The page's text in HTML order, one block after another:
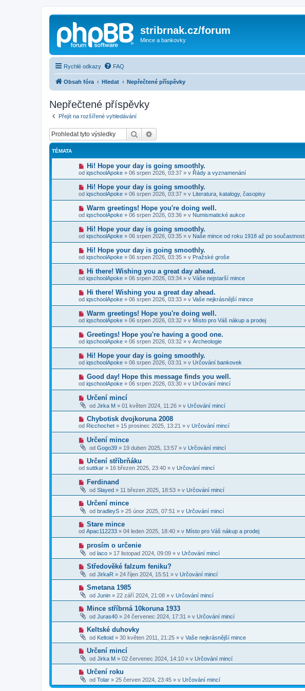
stribrnak.cz/forum
Mince a bankovky
Rychlé odkazy FAQ
Obsah fóra Hledat Nepřečtené příspěvky
Nepřečtené příspěvky
Přejít na rozšířené vyhledávání
Hledat
TÉMATA
N
o
v
ý
p
ř
í
s
p
ě
v
e
k
Hi! Hope your day is going smoothly.
od iqschoolApoke » 06 srpen 2026, 03:37 » v Řády a vyznamenání
N
o
v
ý
p
ř
í
p
ě
v
e
k
Hi! Hope your day is going smoothly.
od iqschoolApoke » 06 srpen 2026, 03:37 » v Literatura, katalogy, časopisy
N
o
v
ý
p
ř
í
p
ě
v
e
k
Warm greetings! Hope you're doing well.
od iqschoolApoke » 06 srpen 2026, 03:36 » v Numismatické aukce
N
o
v
ý
p
ř
í
p
ě
v
e
k
Hi! Hope your day is going smoothly.
od iqschoolApoke » 06 srpen 2026, 03:35 » v Naše mince od roku 1918 až po součastnost
N
o
v
ý
p
ř
í
p
ě
v
e
k
Hi! Hope your day is going smoothly.
od iqschoolApoke » 06 srpen 2026, 03:35 » v Pražské groše
N
o
v
ý
p
ř
í
s
p
ě
v
e
k
Hi there! Wishing you a great day ahead.
od iqschoolApoke » 06 srpen 2026, 03:34 » v Váše nejstarší mince
N
o
v
ý
p
ř
í
s
p
ě
v
e
k
Hi there! Wishing you a great day ahead.
od iqschoolApoke » 06 srpen 2026, 03:33 » v Vaše nejkrásnější mince
N
o
v
p
ř
í
p
ě
v
e
k
Warm greetings! Hope you're doing well.
od iqschoolApoke » 06 srpen 2026, 03:32 » v Místo pro Váš nákup a prodej
N
o
v
ý
p
ř
í
s
p
ě
v
e
k
Greetings! Hope you're having a good one.
od iqschoolApoke » 06 srpen 2026, 03:32 » v Archeologie
N
o
v
p
ř
í
s
p
ě
v
e
k
Hi! Hope your day is going smoothly.
od iqschoolApoke » 06 srpen 2026, 03:31 » v Určování bankovek
N
o
v
ý
p
ř
í
s
p
ě
v
e
k
Good day! Hope this message finds you well.
od iqschoolApoke » 06 srpen 2026, 03:30 » v Určování mincí
N
v
p
ř
í
s
p
ě
v
e
k
Určení mincí
od Jirka M » 01 květen 2024, 11:26 » v Určování mincí
N
o
v
ý
p
ř
í
s
p
ě
v
e
k
Chybotisk dvojkoruna 2008
od Ricchochet » 15 prosinec 2025, 13:21 » v Určování mincí
N
v
ý
p
ř
í
p
ě
v
e
k
Určení mince
od Gogo39 » 19 duben 2025, 13:57 » v Určování mincí
N
o
v
ý
p
ř
í
s
p
ě
v
e
k
Určení stříbrňáku
od suttkar » 16 březen 2025, 23:40 » v Určování mincí
N
v
ý
p
ř
í
s
p
ě
e
k
Ferdinand
od Slayed » 11 březen 2025, 18:53 » v Určování mincí
N
v
ý
p
ř
í
s
p
ě
v
e
k
Určení mince
od bradleyS » 25 únor 2025, 07:51 » v Určování mincí
N
o
v
ř
í
s
p
ě
v
e
k
Stare mince
od Apac112233 » 04 leden 2025, 18:40 » v Místo pro Váš nákup a prodej
N
o
v
ý
p
ř
í
s
p
ě
v
e
k
prosím o určenie
od laco » 17 listopad 2024, 09:09 » v Určování mincí
N
v
ý
p
ř
í
p
ě
v
e
k
Středověké falzum feniku?
od JirkaR » 24 říjen 2024, 15:51 » v Určování mincí
N
v
ý
p
ř
í
p
ě
v
e
k
Smetana 1985
od Junin » 22 září 2024, 21:08 » v Určování mincí
N
v
ý
p
ř
í
s
p
ě
v
e
k
Mince stříbrná 10koruna 1933
od Juras40 » 24 červenec 2024, 17:31 » v Určování mincí
N
v
ý
p
ř
í
s
p
ě
Keltské duhovky
od Keltoid » 30 květen 2011, 21:25 » v Vaše nejkrásnější mince
N
v
ý
p
ř
í
Určení mincí
od Jirka M » 02 červenec 2024, 14:10 » v Určování mincí
N
v
ý
Určení roku
od Tolar » 25 červen 2024, 23:45 » v Určování mincí